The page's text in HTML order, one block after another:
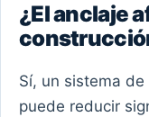
¿El anclaje
Sí, un sistema
puede reducir